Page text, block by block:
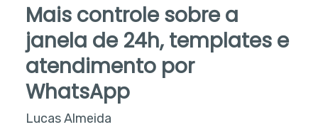
Mais controle sobre a
janela de 24h, templates e
atendimento por
WhatsApp
Lucas Almeida